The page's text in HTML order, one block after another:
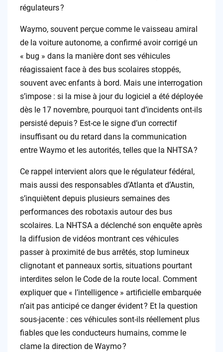
régulateurs ?
Waymo, souvent perçue comme le vaisseau amiral
de la voiture autonome, a confirmé avoir corrigé un
« bug » dans la manière dont ses véhicules
réagissaient face à des bus scolaires stoppés,
souvent avec enfants à bord. Mais une interrogation
s’impose : si la mise à jour du logiciel a été déployée
dès le 17 novembre, pourquoi tant d’incidents ont-ils
persisté depuis ? Est-ce le signe d’un correctif
insuffisant ou du retard dans la communication
entre Waymo et les autorités, telles que la NHTSA ?
Ce rappel intervient alors que le régulateur fédéral,
mais aussi des responsables d’Atlanta et d’Austin,
s’inquiètent depuis plusieurs semaines des
performances des robotaxis autour des bus
scolaires. La NHTSA a déclenché son enquête après
la diffusion de vidéos montrant ces véhicules
passer à proximité de bus arrêtés, stop lumineux
clignotant et panneaux sortis, situations pourtant
interdites selon le Code de la route local. Comment
expliquer que « l’intelligence » artificielle embarquée
n’ait pas anticipé ce danger évident ? Et la question
sous-jacente : ces véhicules sont-ils réellement plus
fiables que les conducteurs humains, comme le
clame la direction de Waymo ?